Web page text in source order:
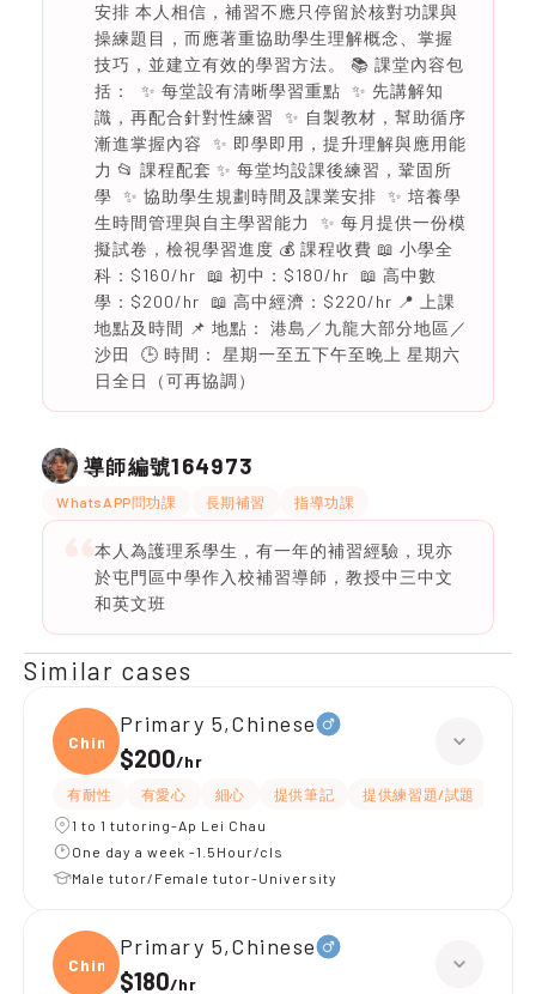
安排 本人相信，補習不應只停留於核對功課與
操練題目，而應著重協助學生理解概念、掌握
技巧，並建立有效的學習方法。 📚 課堂內容包
括： ✨ 每堂設有清晰學習重點 ✨ 先講解知
識，再配合針對性練習 ✨ 自製教材，幫助循序
漸進掌握內容 ✨ 即學即用，提升理解與應用能
力 📂 課程配套 ✨ 每堂均設課後練習，鞏固所
學 ✨ 協助學生規劃時間及課業安排 ✨ 培養學
生時間管理與自主學習能力 ✨ 每月提供一份模
擬試卷，檢視學習進度 💰 課程收費 📖 小學全
科：$160/hr 📖 初中：$180/hr 📖 高中數
學：$200/hr 📖 高中經濟：$220/hr 📍 上課
地點及時間 📌 地點： 港島／九龍大部分地區／
沙田 🕒 時間： 星期一至五下午至晚上 星期六
日全日（可再協調）
導師編號164973
WhatsAPP問功課 長期補習 指導功課
本人為護理系學生，有一年的補習經驗，現亦
於屯門區中學作入校補習導師，教授中三中文
和英文班
Similar cases
Chine
Primary 5,Chinese
$200/hr
有耐性 有愛心 細心 提供筆記 提供練習題/試題
1 to 1 tutoring-Ap Lei Chau
One day a week -1.5Hour/cls
Male tutor/Female tutor-University
Chine
Primary 5,Chinese
$180/hr